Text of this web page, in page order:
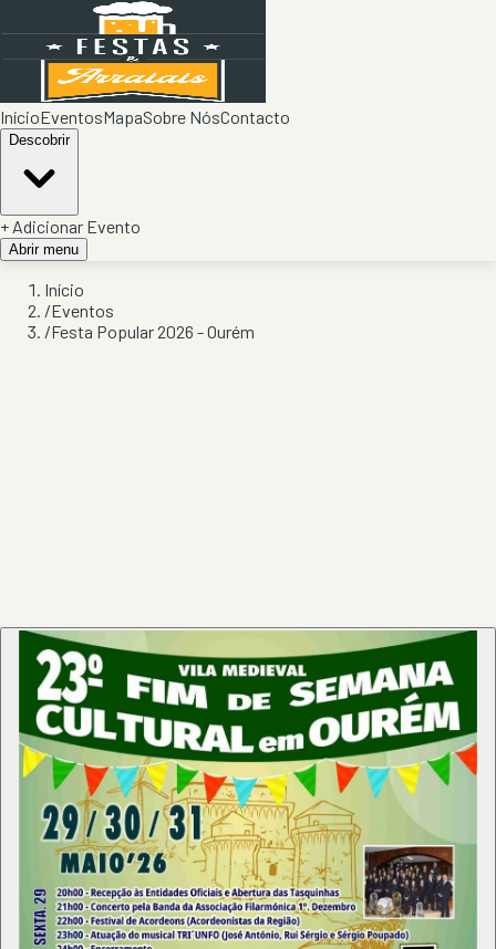
InícioEventosMapaSobre NósContacto
Descobrir
+ Adicionar Evento
Abrir menu
Início
/Eventos
/Festa Popular 2026 - Ourém